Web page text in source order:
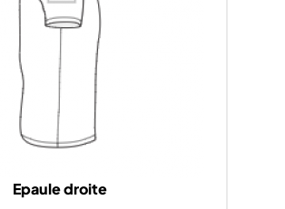
Epaule droite